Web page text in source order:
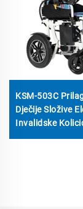
KSM-503C
Dječije Složive
Invalidske